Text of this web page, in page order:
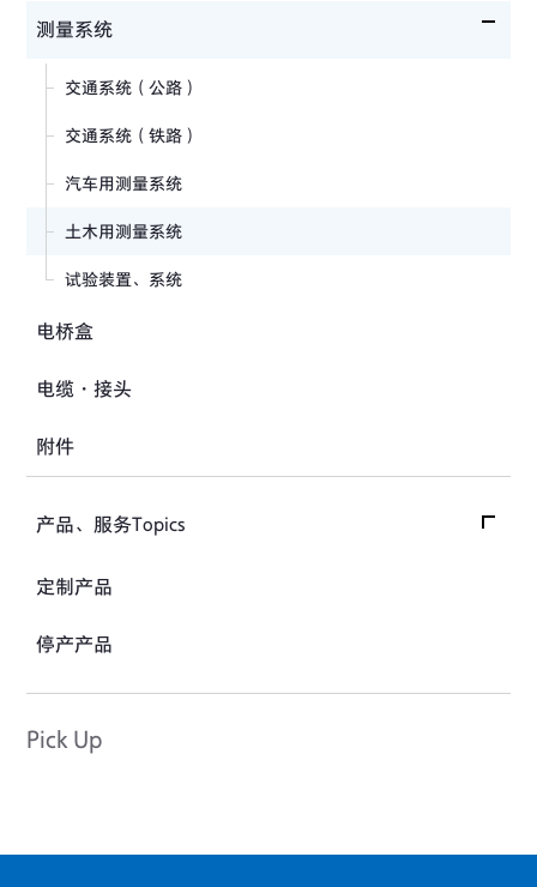
分力传感器
水位计
温度计
钢筋计
沉降测量仪
应力计
接缝计
位移计
车轮扭矩传感器
人体假人传感器
测量系统
交通系统（公路）
交通系统（铁路）
汽车用测量系统
土木用测量系统
试验装置、系统
电桥盒
电缆・接头
附件
产品、服务Topics
产品、服务Topics首页
定制产品
停产产品
Pick Up